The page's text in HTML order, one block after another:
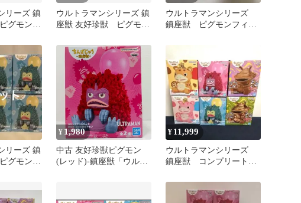
リーズ 鎮
グモン 2
ウルトラマンシリーズ 鎮
座獣 友好珍獣 ピグモン
ウルトラマンシリーズ
鎮座獣 ピグモンフィギ
リーズ 鎮
グモン 6
¥ 1,980
中古 友好珍獣ピグモン
(レッド)-鎮座獣「ウルト
¥ 11,999
ウルトラマンシリーズ
鎮座獣 コンプリートセ